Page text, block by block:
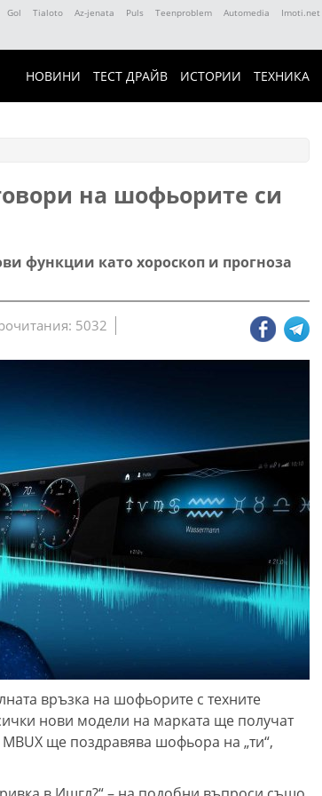
Gol Tialoto Az-jenata Puls Teenproblem Automedia Imoti.net
НОВИНИ ТЕСТ ДРАЙВ ИСТОРИИ ТЕХНИКА
на шофьорите си
функции като хороскоп и прогноза
5032
връзка на шофьорите с техните
нови модели на марката ще получат
ще поздравява шофьора на „ти“,